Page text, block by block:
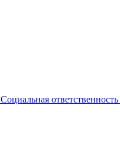
Социальная ответственность